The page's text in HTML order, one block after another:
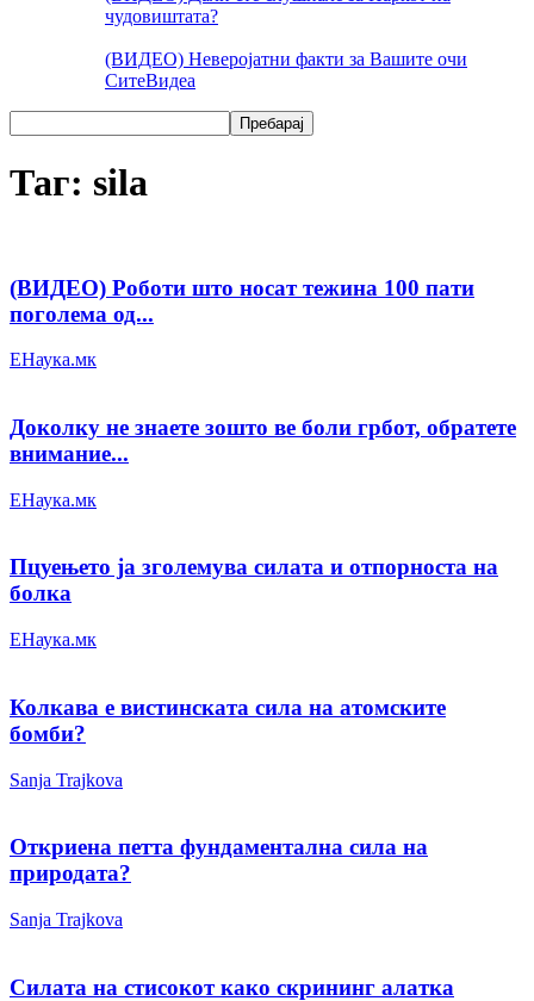
чудовиштата?
(ВИДЕО) Неверојатни факти за Вашите очи
СитеВидеа
Таг: sila
(ВИДЕО) Роботи што носат тежина 100 пати
поголема од...
ЕНаука.мк
Доколку не знаете зошто ве боли грбот, обратете
внимание...
ЕНаука.мк
Пцуењето ја зголемува силата и отпорноста на
болка
ЕНаука.мк
Колкава е вистинската сила на атомските
бомби?
Sanja Trajkova
Откриена петта фундаментална сила на
природата?
Sanja Trajkova
Силата на стисокот како скрининг алатка